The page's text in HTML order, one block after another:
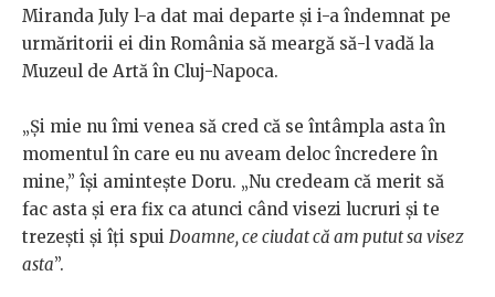
Miranda July l-a dat mai departe și i-a îndemnat pe
urmăritorii ei din România să meargă să-l vadă la
Muzeul de Artă în Cluj-Napoca.
„Și mie nu îmi venea să cred că se întâmpla asta în
momentul în care eu nu aveam deloc încredere în
mine,” își amintește Doru. „Nu credeam că merit să
fac asta și era fix ca atunci când visezi lucruri și te
trezești și îți spui Doamne, ce ciudat că am putut sa visez
asta”.